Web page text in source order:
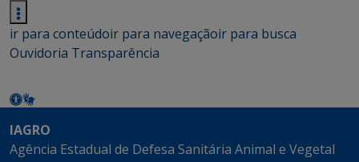
ir para conteúdoir para navegaçãoir para busca
Ouvidoria Transparência
IAGRO
Agência Estadual de Defesa Sanitária Animal e Vegetal